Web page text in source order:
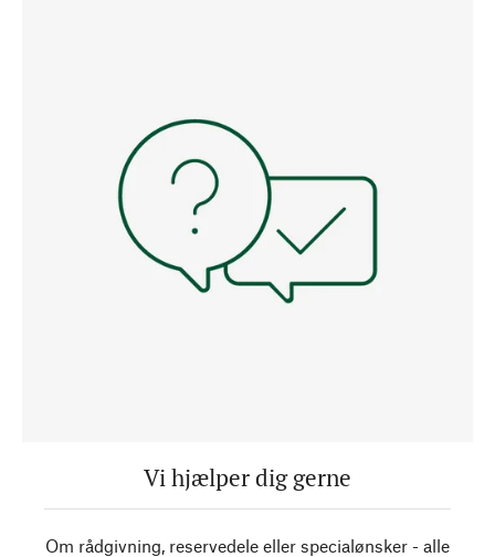
Vi hjælper dig gerne
Om rådgivning, reservedele eller specialønsker - alle